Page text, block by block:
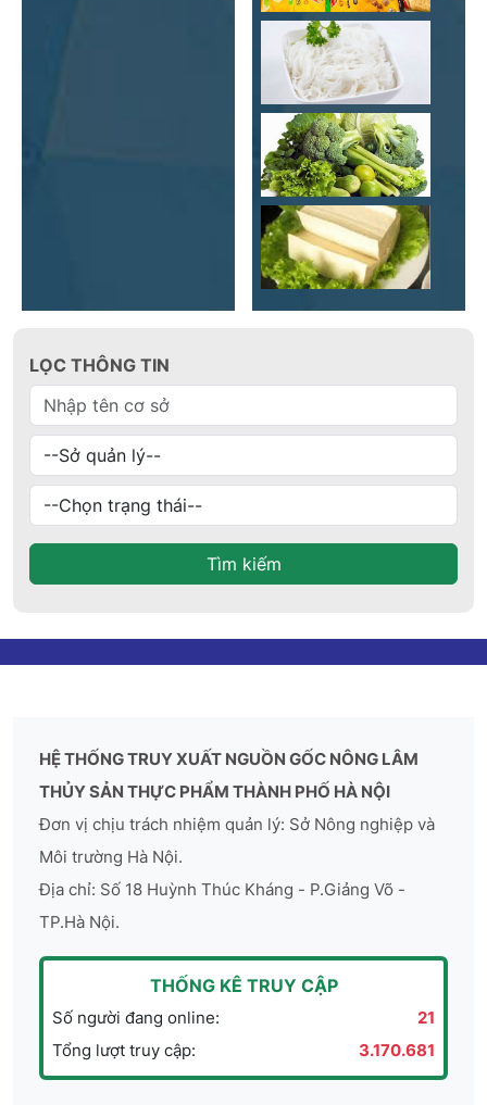
LỌC THÔNG TIN
Tìm kiếm
HỆ THỐNG TRUY XUẤT NGUỒN GỐC NÔNG LÂM
THỦY SẢN THỰC PHẨM THÀNH PHỐ HÀ NỘI
Đơn vị chịu trách nhiệm quản lý: Sở Nông nghiệp và
Môi trường Hà Nội.
Địa chỉ: Số 18 Huỳnh Thúc Kháng - P.Giảng Võ -
TP.Hà Nội.
THỐNG KÊ TRUY CẬP
Số người đang online:
21
Tổng lượt truy cập:
3.170.681